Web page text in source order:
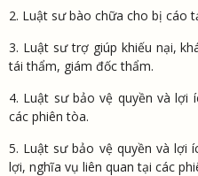
2. Luật sư bào chữa cho bị cáo
3. Luật sư trợ giúp khiếu nại,
tái thẩm, giám đốc thẩm.
4. Luật sư bảo vệ quyền và lợi
các phiên tòa.
5. Luật sư bảo vệ quyền và lợi
lợi, nghĩa vụ liên quan tại các